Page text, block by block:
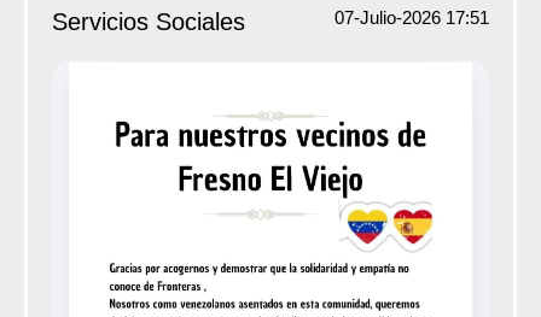
Servicios Sociales 07-Julio-2026 17:51